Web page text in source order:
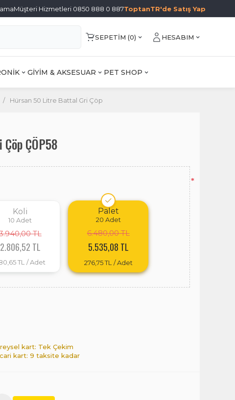
Müşteri Hizmetleri 0850 888 0 887ToptanTR'de Satış Yap
SEPETIM (0) HESABIM
GİYİM & AKSESUAR PET SHOP
/ Hürsan 50 Litre Battal Gri Çöp
ÇÖP58
*
Koli
10 Adet
TL
2.806,52 TL
TL / Adet
Palet
20 Adet
6.480,00 TL
5.535,08 TL
276,75 TL / Adet
kart: Tek Çekim
kart: 9 taksite kadar